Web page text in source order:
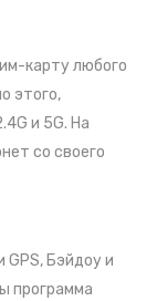
карту любого
этого,
и 5G. На
со своего
GPS, Бэйдоу и
программа